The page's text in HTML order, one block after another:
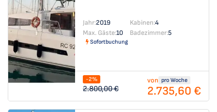
Jahr:2019 Kabinen:4
Max. Gäste:10 Badezimmer:5
Sofortbuchung
-2%
2.800,00 €
von pro Woche
2.735,60 €